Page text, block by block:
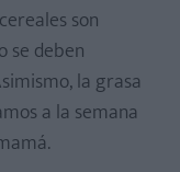
son
se deben
la grasa
a la semana